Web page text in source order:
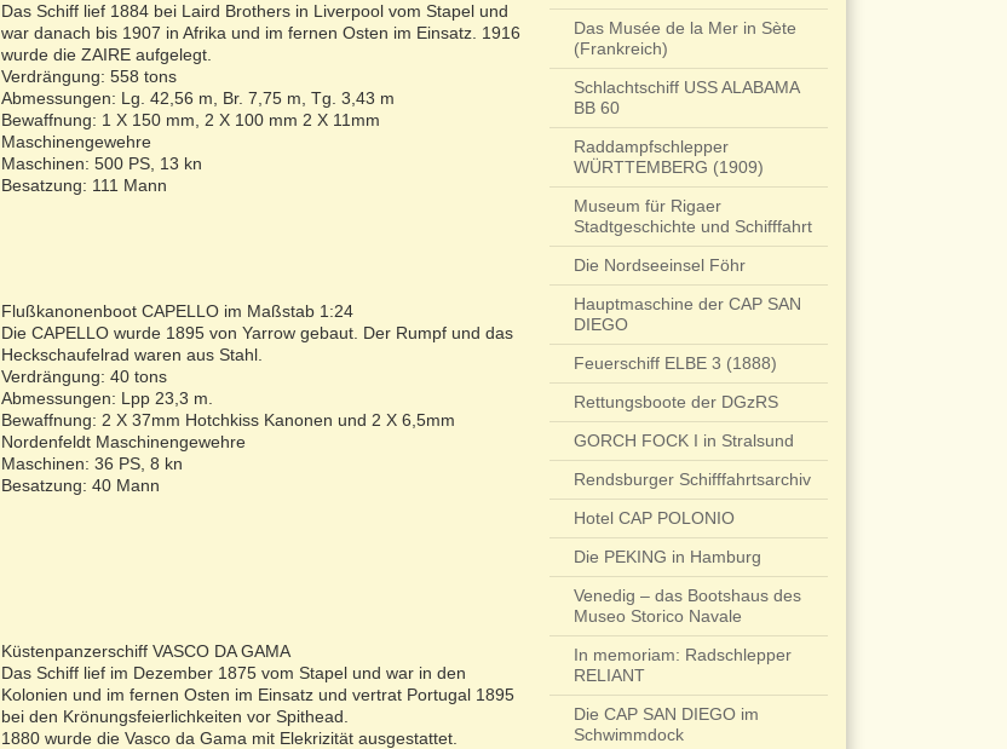
Das Schiff lief 1884 bei Laird Brothers in Liverpool vom Stapel und
war danach bis 1907 in Afrika und im fernen Osten im Einsatz. 1916
wurde die ZAIRE aufgelegt.
Verdrängung: 558 tons
Abmessungen: Lg. 42,56 m, Br. 7,75 m, Tg. 3,43 m
Bewaffnung: 1 X 150 mm, 2 X 100 mm 2 X 11mm
Maschinengewehre
Maschinen: 500 PS, 13 kn
Besatzung: 111 Mann
Flußkanonenboot CAPELLO im Maßstab 1:24
Die CAPELLO wurde 1895 von Yarrow gebaut. Der Rumpf und das
Heckschaufelrad waren aus Stahl.
Verdrängung: 40 tons
Abmessungen: Lpp 23,3 m.
Bewaffnung: 2 X 37mm Hotchkiss Kanonen und 2 X 6,5mm
Nordenfeldt Maschinengewehre
Maschinen: 36 PS, 8 kn
Besatzung: 40 Mann
Küstenpanzerschiff VASCO DA GAMA
Das Schiff lief im Dezember 1875 vom Stapel und war in den
Kolonien und im fernen Osten im Einsatz und vertrat Portugal 1895
bei den Krönungsfeierlichkeiten vor Spithead.
1880 wurde die Vasco da Gama mit Elekrizität ausgestattet.
Das Musée de la Mer in Sète
(Frankreich)
Schlachtschiff USS ALABAMA
BB 60
Raddampfschlepper
WÜRTTEMBERG (1909)
Museum für Rigaer
Stadtgeschichte und Schifffahrt
Die Nordseeinsel Föhr
Hauptmaschine der CAP SAN
DIEGO
Feuerschiff ELBE 3 (1888)
Rettungsboote der DGzRS
GORCH FOCK I in Stralsund
Rendsburger Schifffahrtsarchiv
Hotel CAP POLONIO
Die PEKING in Hamburg
Venedig – das Bootshaus des
Museo Storico Navale
In memoriam: Radschlepper
RELIANT
Die CAP SAN DIEGO im
Schwimmdock